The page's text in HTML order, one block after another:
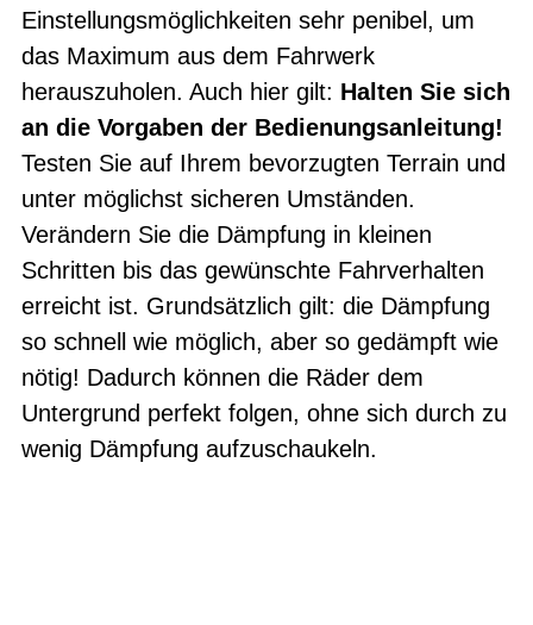
Einstellungsmöglichkeiten sehr penibel, um
das Maximum aus dem Fahrwerk
herauszuholen. Auch hier gilt: Halten Sie sich
an die Vorgaben der Bedienungsanleitung!
Testen Sie auf Ihrem bevorzugten Terrain und
unter möglichst sicheren Umständen.
Verändern Sie die Dämpfung in kleinen
Schritten bis das gewünschte Fahrverhalten
erreicht ist. Grundsätzlich gilt: die Dämpfung
so schnell wie möglich, aber so gedämpft wie
nötig! Dadurch können die Räder dem
Untergrund perfekt folgen, ohne sich durch zu
wenig Dämpfung aufzuschaukeln.